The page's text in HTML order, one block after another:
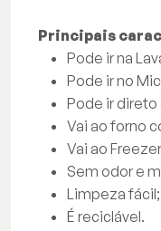
Principais
Pode ir na
Pode ir no
Pode ir direto
Vai ao forno
Vai ao
Sem odor e
Limpeza fácil;
É reciclável.